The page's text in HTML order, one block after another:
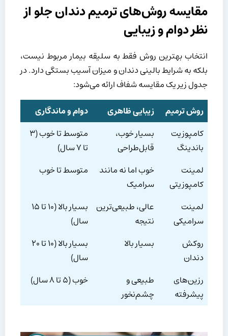
مقایسه روش‌های ترمیم دندان جلو از
نظر دوام و زیبایی
انتخاب بهترین روش فقط به سلیقه بیمار مربوط نیست،
بلکه به شرایط بالینی دندان و میزان آسیب بستگی دارد. در
جدول زیر یک مقایسه شفاف ارائه می‌شود:
روش ترمیم
زیبایی ظاهری
دوام و ماندگاری
کامپوزیت
باندینگ
بسیار خوب،
قابل‌طراحی
متوسط تا خوب (۳
تا ۷ سال)
لمینت
کامپوزیتی
خوب اما نه مانند
سرامیک
متوسط تا خوب
لمینت
سرامیکی
عالی، طبیعی‌ترین
نتیجه
بسیار بالا (۱۰ تا ۱۵
سال)
روکش
دندان
بسیار بالا
بسیار بالا (۱۰ تا ۲۰
سال)
رزین‌های
پیشرفته
طبیعی و
چشم‌نخور
خوب (۵ تا ۸ سال)